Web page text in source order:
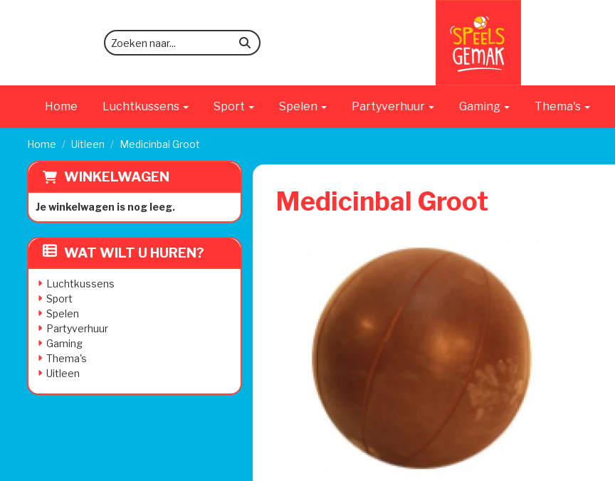
zoeken
Home Luchtkussens Sport Spelen Partyverhuur Gaming Thema's
Home Uitleen Medicinbal Groot
WINKELWAGEN
Je winkelwagen is nog leeg.
WAT WILT U HUREN?
Luchtkussens
Sport
Spelen
Partyverhuur
Gaming
Thema's
Uitleen
Medicinbal Groot